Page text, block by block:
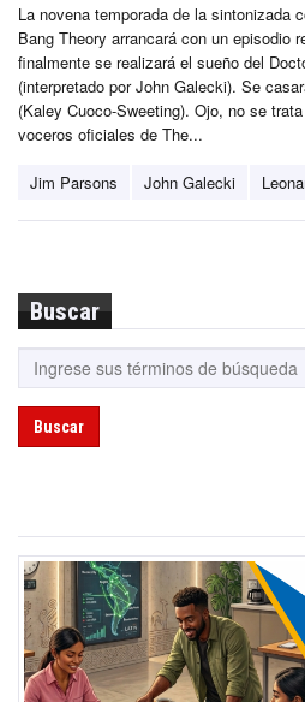
La novena temporada de la sintonizada
Bang Theory arrancará con un episodio
finalmente se realizará el sueño del
(interpretado por John Galecki). Se
(Kaley Cuoco-Sweeting). Ojo, no se
voceros oficiales de The...
Jim Parsons John Galecki
Buscar
Buscar